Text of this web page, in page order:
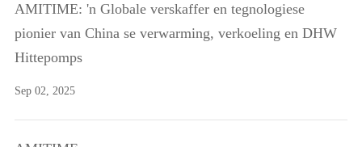
AMITIME: 'n Globale verskaffer en tegnologiese
pionier van China se verwarming, verkoeling en DHW
Hittepomps
Sep 02, 2025